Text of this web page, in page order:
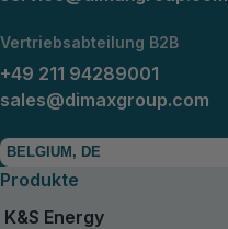
Vertriebsabteilung B2B
+49 211 94289001
sales@dimaxgroup.com
BELGIUM, DE
Produkte
K&S Energy